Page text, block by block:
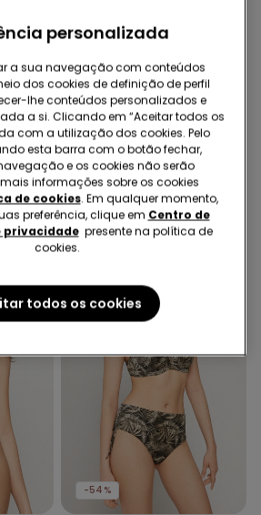
-40%
1 Cor
Cuecas de Biquíni
Brasileiras Atilhos Chevron
Shine
9,99 € 6,00 €-40%
-54%
personalizada
a sua navegação com conteúdos
dos cookies de definição de perfil
lhe conteúdos personalizados e
a si. Clicando em “Aceitar todos os
com a utilização dos cookies. Pelo
esta barra com o botão fechar,
e os cookies não serão
informações sobre os cookies
de cookies. Em qualquer momento,
preferência, clique em Centro de
privacidadepresente na política de
cookies.
todos os cookies